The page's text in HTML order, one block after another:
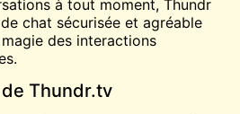
à tout moment, Thundr
chat sécurisée et agréable
des interactions
Thundr.tv